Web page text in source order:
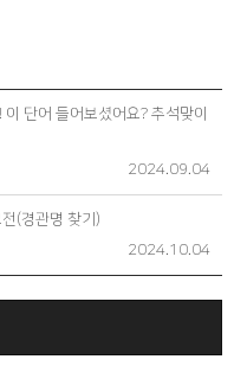
단어 들어보셨어요? 추석맞이
2024.09.04
(경관명 찾기)
2024.10.04